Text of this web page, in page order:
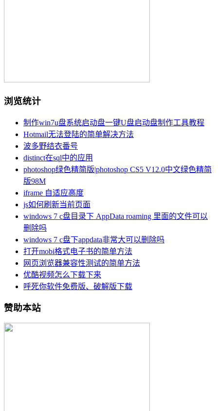
浏览统计
制作win7u盘系统启动盘一键U盘启动盘制作工具教程
Hotmail无法登陆的简单解决方法
波多野结衣番号
distinct在sql中的应用
photoshop绿色精简版|photoshop CS5 V12.0中文绿色精简
版98M
iframe 自适应高度
js如何刷新当前页面
windows 7 c盘目录下 AppData roaming 里面的文件可以
删除吗
windows 7 c盘下appdata非常大可以删除吗
打开mobi格式电子书的简单方法
网页浏览器兼容性测试的简单方法
优酷视频怎么下载下来
呼死你软件免费版、破解版下载
赞助本站